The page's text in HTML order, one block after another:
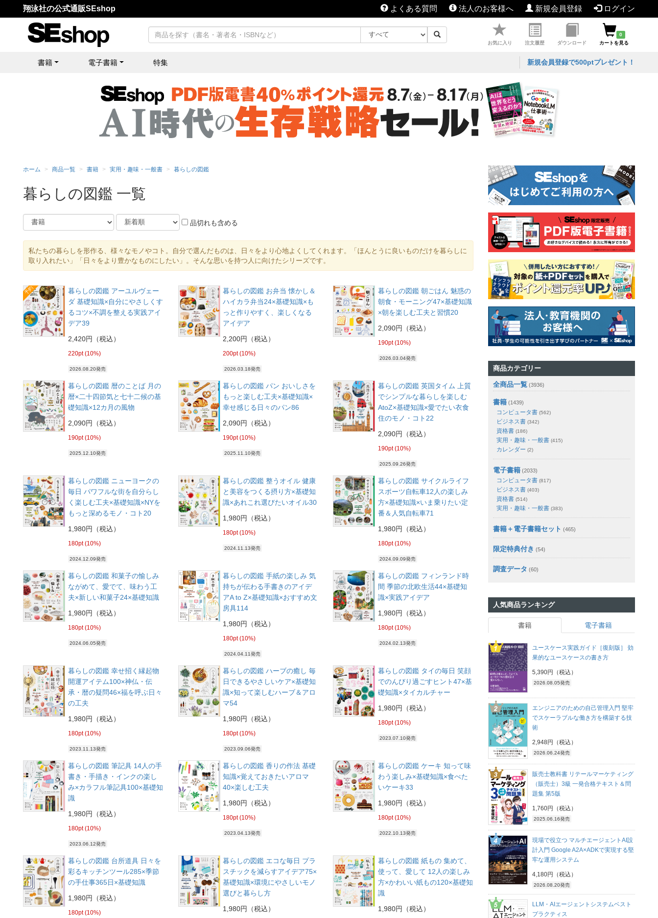
翔泳社の公式通販SEshop よくある質問 法人のお客様へ 新規会員登録 ログイン
お気に入り 注文履歴 ダウンロード
0
カートを見る
書籍 電子書籍 特集 新規会員登録で500ptプレゼント！
ホーム 商品一覧 書籍 実用・趣味・一般書 暮らしの図鑑
暮らしの図鑑 一覧
品切れも含める
私たちの暮らしを形作る、様々なモノやコト。自分で選んだものは、日々をより心地よくしてくれます。「ほんとうに良いものだけを暮らしに
取り入れたい」「日々をより豊かなものにしたい」。そんな思いを持つ人に向けたシリーズです。
予約
暮らしの図鑑 アーユルヴェー
ダ 基礎知識×自分にやさしくす
るコツ×不調を整える実践アイ
デア39
2,420円（税込）
220pt (10%)
2026.08.20発売
暮らしの図鑑 お弁当 懐かし＆
ハイカラ弁当24×基礎知識×も
っと作りやすく、楽しくなる
アイデア
2,200円（税込）
200pt (10%)
2026.03.18発売
暮らしの図鑑 朝ごはん 魅惑の
朝食・モーニング47×基礎知識
×朝を楽しむ工夫と習慣20
2,090円（税込）
190pt (10%)
2026.03.04発売
暮らしの図鑑 暦のことば 月の
暦×二十四節気と七十二候の基
礎知識×12カ月の風物
2,090円（税込）
190pt (10%)
2025.12.10発売
暮らしの図鑑 パン おいしさを
もっと楽しむ工夫×基礎知識×
幸せ感じる日々のパン86
2,090円（税込）
190pt (10%)
2025.11.10発売
暮らしの図鑑 英国タイム 上質
でシンプルな暮らしを楽しむ
AtoZ×基礎知識×愛でたい衣食
住のモノ・コト22
2,090円（税込）
190pt (10%)
2025.09.26発売
暮らしの図鑑 ニューヨークの
毎日 パワフルな街を自分らし
く楽しむ工夫×基礎知識×NYを
もっと深めるモノ・コト20
1,980円（税込）
180pt (10%)
2024.12.09発売
暮らしの図鑑 整うオイル 健康
と美容をつくる摂り方×基礎知
識×あれこれ選びたいオイル30
1,980円（税込）
180pt (10%)
2024.11.13発売
暮らしの図鑑 サイクルライフ
スポーツ自転車12人の楽しみ
方×基礎知識×いま乗りたい定
番＆人気自転車71
1,980円（税込）
180pt (10%)
2024.09.09発売
暮らしの図鑑 和菓子の愉しみ
ながめて、愛でて、味わう工
夫×新しい和菓子24×基礎知識
1,980円（税込）
180pt (10%)
2024.06.05発売
暮らしの図鑑 手紙の楽しみ 気
持ちが伝わる手書きのアイデ
アA to Z×基礎知識×おすすめ文
房具114
1,980円（税込）
180pt (10%)
2024.04.11発売
暮らしの図鑑 フィンランド時
間 季節の北欧生活44×基礎知
識×実践アイデア
1,980円（税込）
180pt (10%)
2024.02.13発売
暮らしの図鑑 幸せ招く縁起物
開運アイテム100×神仏・伝
承・暦の疑問46×福を呼ぶ日々
の工夫
1,980円（税込）
180pt (10%)
2023.11.13発売
暮らしの図鑑 ハーブの癒し 毎
日できるやさしいケア×基礎知
識×知って楽しむハーブ＆アロ
マ54
1,980円（税込）
180pt (10%)
2023.09.06発売
暮らしの図鑑 タイの毎日 笑顔
でのんびり過ごすヒント47×基
礎知識×タイカルチャー
1,980円（税込）
180pt (10%)
2023.07.10発売
暮らしの図鑑 筆記具 14人の手
書き・手描き・インクの楽し
み×カラフル筆記具100×基礎知
識
1,980円（税込）
180pt (10%)
2023.06.12発売
暮らしの図鑑 香りの作法 基礎
知識×覚えておきたいアロマ
40×楽しむ工夫
1,980円（税込）
180pt (10%)
2023.04.13発売
暮らしの図鑑 ケーキ 知って味
わう楽しみ×基礎知識×食べた
いケーキ33
1,980円（税込）
180pt (10%)
2022.10.13発売
暮らしの図鑑 台所道具 日々を
彩るキッチンツール285×季節
の手仕事365日×基礎知識
1,980円（税込）
180pt (10%)
暮らしの図鑑 エコな毎日 プラ
スチックを減らすアイデア75×
基礎知識×環境にやさしいモノ
選びと暮らし方
1,980円（税込）
暮らしの図鑑 紙もの 集めて、
使って、愛して 12人の楽しみ
方×かわいい紙もの120×基礎知
識
1,980円（税込）
商品カテゴリー
全商品一覧 (3936)
書籍 (1439)
コンピュータ書 (562)
ビジネス書 (342)
資格書 (186)
実用・趣味・一般書 (415)
カレンダー (2)
電子書籍 (2033)
コンピュータ書 (817)
ビジネス書 (403)
資格書 (514)
実用・趣味・一般書 (383)
書籍＋電子書籍セット (465)
限定特典付き (54)
調査データ (60)
人気商品ランキング
書籍 電子書籍
ユースケース実践ガイド［復刻版］ 効
果的なユースケースの書き方
5,390円（税込）
2026.08.05発売
エンジニアのための自己管理入門 堅牢
でスケーラブルな働き方を構築する技
術
2,948円（税込）
2026.06.24発売
販売士教科書 リテールマーケティング
（販売士）3級 一発合格テキスト＆問
題集 第5版
1,760円（税込）
2025.06.16発売
現場で役立つ マルチエージェントAI設
計入門 Google A2A×ADKで実現する堅
牢な運用システム
4,180円（税込）
2026.08.20発売
LLM・AIエージェントシステムベスト
プラクティス